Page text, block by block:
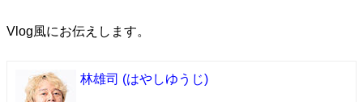
Vlog風にお伝えします。
林雄司 (はやしゆうじ)